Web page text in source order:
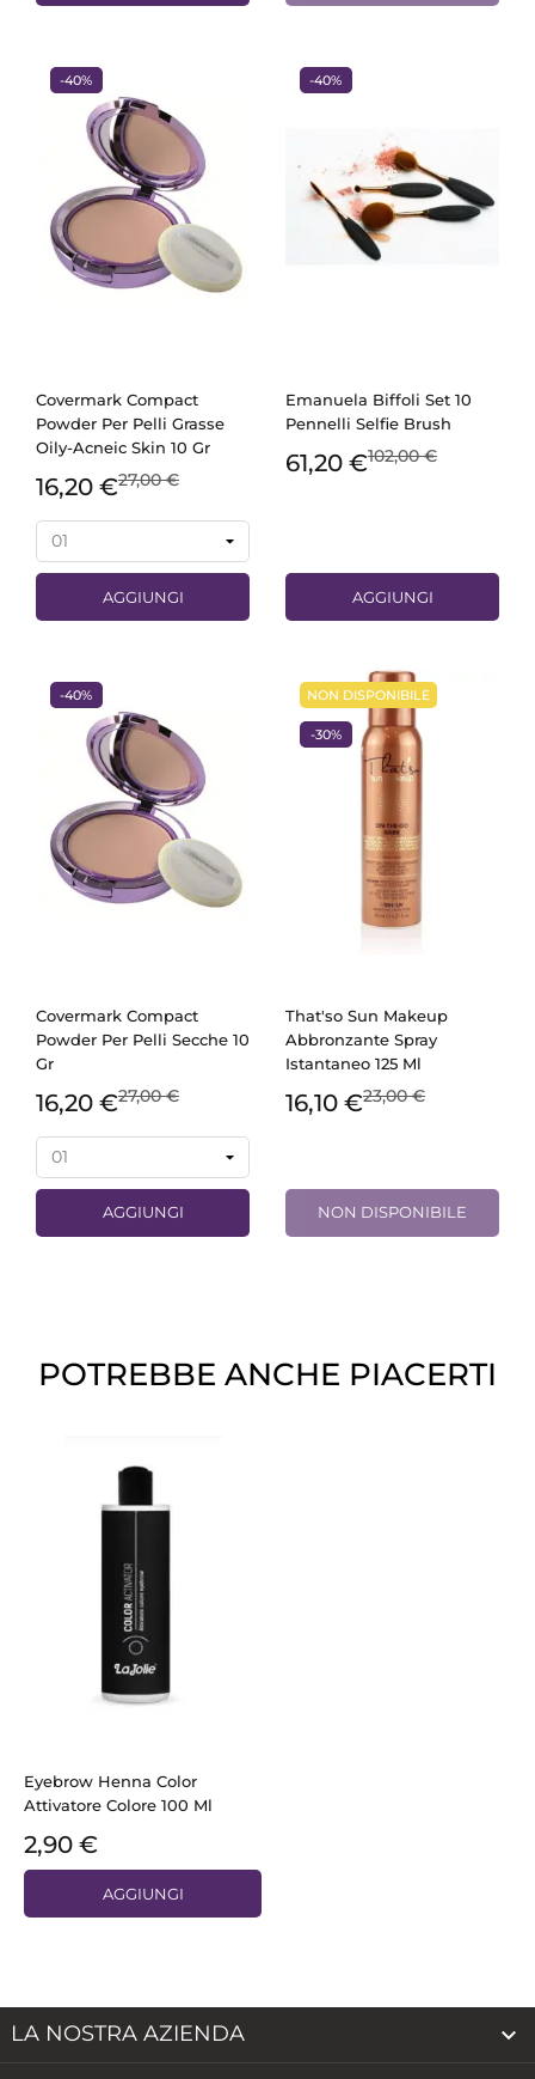
Covermark Compact
Powder Per Pelli Grasse
Oily-Acneic Skin 10 Gr
16,20 €27,00 €
AGGIUNGI
-40%
Emanuela Biffoli Set 10
Pennelli Selfie Brush
61,20 €102,00 €
AGGIUNGI
-40%
Covermark Compact
Powder Per Pelli Secche 10
Gr
16,20 €27,00 €
AGGIUNGI
-40%
That'so Sun Makeup
Abbronzante Spray
Istantaneo 125 Ml
16,10 €23,00 €
NON DISPONIBILE
NON DISPONIBILE
-30%
POTREBBE ANCHE PIACERTI
Eyebrow Henna Color
Attivatore Colore 100 Ml
2,90 €
AGGIUNGI
LA NOSTRA AZIENDA 